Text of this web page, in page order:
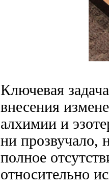
Ключевая
внесения
алхимии и
ни прозвучало,
полное
относительно